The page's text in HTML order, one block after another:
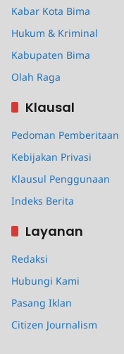
Kabar Kota Bima
Hukum & Kriminal
Kabupaten Bima
Olah Raga
Klausal
Pedoman Pemberitaan
Kebijakan Privasi
Klausul Penggunaan
Indeks Berita
Layanan
Redaksi
Hubungi Kami
Pasang Iklan
Citizen Journalism